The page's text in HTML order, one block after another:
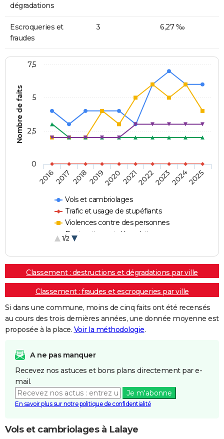
dégradations
Escroqueries et
fraudes
3 6,27 ‰
Nombre de faits
Vols et cambriolages
Trafic et usage de stupéfiants
Violences contre des personnes
Destructions et dégradations
1/2
20162017 20182019202020212022202320242025
0
2,5
5
7,5
Classement : destructions et dégradations par ville
Classement : fraudes et escroqueries par ville
Si dans une commune, moins de cinq faits ont été recensés
au cours des trois dernières années, une donnée moyenne est
proposée à la place. Voir la méthodologie.
A ne pas manquer
Recevez nos astuces et bons plans directement par e-
mail.
Je m'abonne
En savoir plus sur notre politique de confidentialité
Vols et cambriolages à Lalaye